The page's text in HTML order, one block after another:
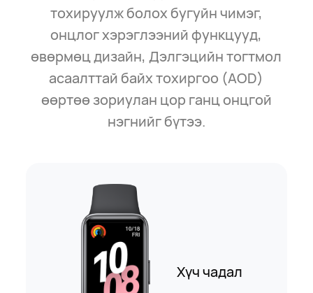
тохируулж болох бугуйн чимэг,
онцлог хэрэглээний функцууд,
өвөрмөц дизайн, Дэлгэцийн тогтмол
асаалттай байх тохиргоо (AOD)
өөртөө зориулан цор ганц онцгой
нэгнийг бүтээ.
Хүч чадал